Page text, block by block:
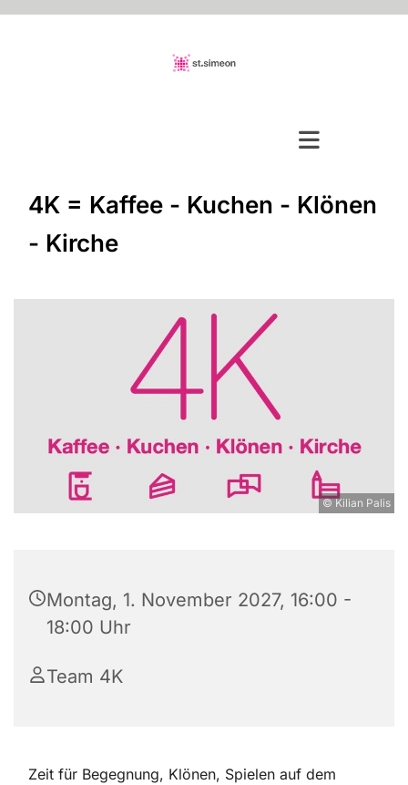
4K = Kaffee - Kuchen - Klönen
- Kirche
© Kilian Palis
Montag, 1. November 2027, 16:00 -
18:00 Uhr
Team 4K
Zeit für Begegnung, Klönen, Spielen auf dem